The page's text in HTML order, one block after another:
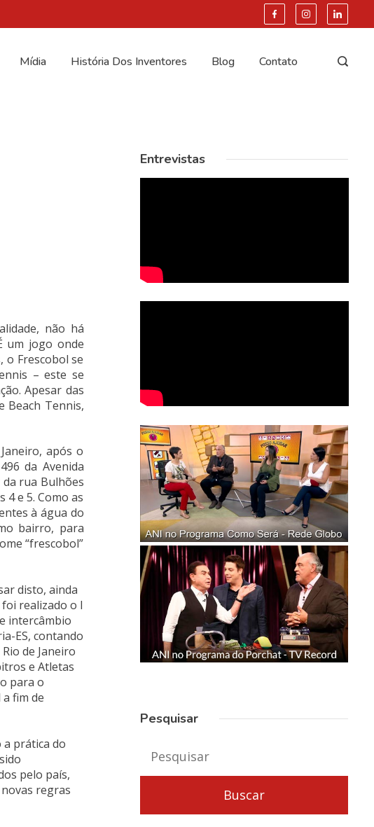
Mídia História Dos Inventores Blog Contato
não há
um jogo onde
o Frescobol se
– este se
Apesar das
Beach Tennis,
após o
da Avenida
rua Bulhões
e 5. Como as
à água do
bairro, para
“frescobol”
disto, ainda
realizado o I
intercâmbio
ES, contando
de Janeiro
e Atletas
para o
fim de
prática do
pelo país,
regras
Entrevistas
Pesquisar